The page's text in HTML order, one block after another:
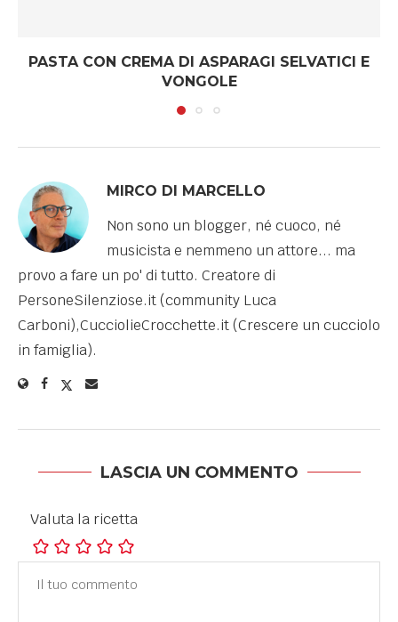
PASTA CON CREMA DI ASPARAGI SELVATICI E
VONGOLE
MIRCO DI MARCELLO
Non sono un blogger, né cuoco, né
musicista e nemmeno un attore... ma
provo a fare un po' di tutto. Creatore di
PersoneSilenziose.it (community Luca
Carboni),CucciolieCrocchette.it (Crescere un cucciolo
in famiglia).
LASCIA UN COMMENTO
Valuta la ricetta